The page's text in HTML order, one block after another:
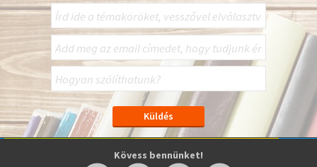
Kövess bennünket!